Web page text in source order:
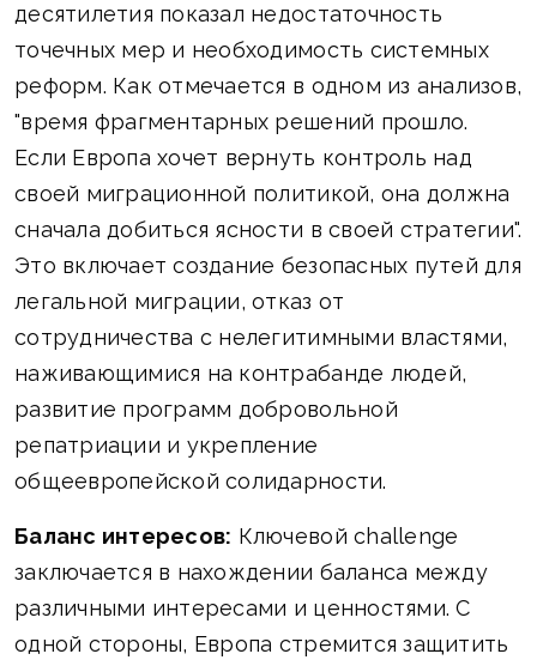
десятилетия показал недостаточность
точечных мер и необходимость системных
реформ. Как отмечается в одном из анализов,
"время фрагментарных решений прошло.
Если Европа хочет вернуть контроль над
своей миграционной политикой, она должна
сначала добиться ясности в своей стратегии".
Это включает создание безопасных путей для
легальной миграции, отказ от
сотрудничества с нелегитимными властями,
наживающимися на контрабанде людей,
развитие программ добровольной
репатриации и укрепление
общеевропейской солидарности.
Баланс интересов: Ключевой challenge
заключается в нахождении баланса между
различными интересами и ценностями. С
одной стороны, Европа стремится защитить